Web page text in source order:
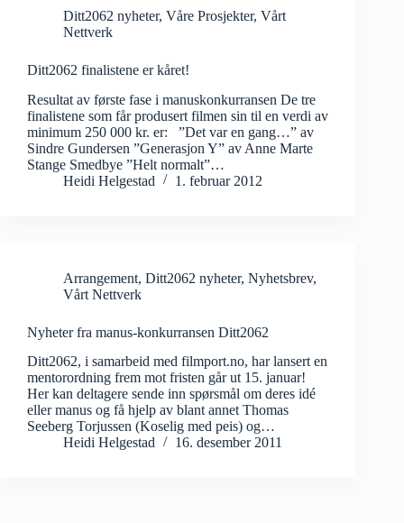
Ditt2062 nyheter, Våre Prosjekter, Vårt
Nettverk
Ditt2062 finalistene er kåret!
Resultat av første fase i manuskonkurransen De tre
finalistene som får produsert filmen sin til en verdi av
minimum 250 000 kr. er: ”Det var en gang…” av
Sindre Gundersen ”Generasjon Y” av Anne Marte
Stange Smedbye ”Helt normalt”…
Heidi Helgestad
1. februar 2012
Arrangement, Ditt2062 nyheter, Nyhetsbrev,
Vårt Nettverk
Nyheter fra manus-konkurransen Ditt2062
Ditt2062, i samarbeid med filmport.no, har lansert en
mentorordning frem mot fristen går ut 15. januar!
Her kan deltagere sende inn spørsmål om deres idé
eller manus og få hjelp av blant annet Thomas
Seeberg Torjussen (Koselig med peis) og…
Heidi Helgestad
16. desember 2011